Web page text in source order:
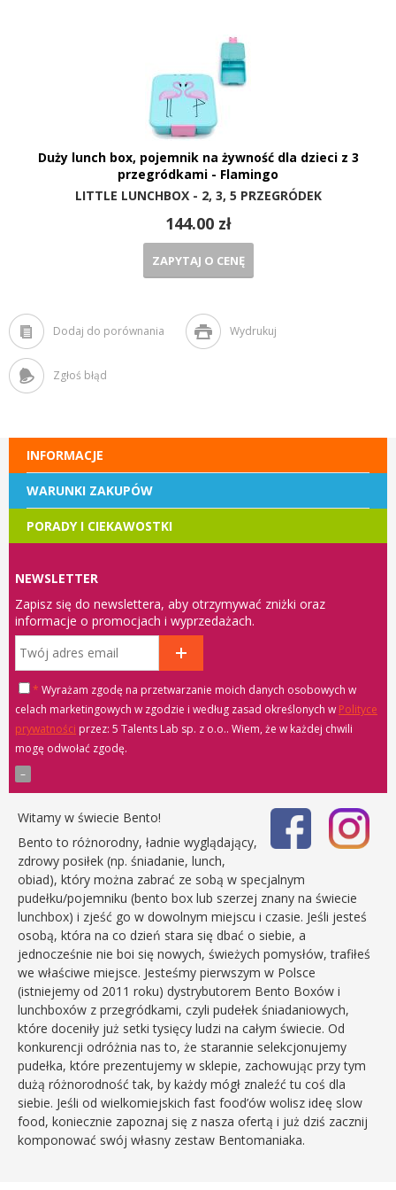
Duży lunch box, pojemnik na żywność dla dzieci z 3
przegródkami - Flamingo
LITTLE LUNCHBOX - 2, 3, 5 PRZEGRÓDEK
144.00 zł
ZAPYTAJ O CENĘ
Dodaj do porównania Wydrukuj
Zgłoś błąd
INFORMACJE
WARUNKI ZAKUPÓW
PORADY I CIEKAWOSTKI
NEWSLETTER
Zapisz się do newslettera, aby otrzymywać zniżki oraz
informacje o promocjach i wyprzedażach.
* Wyrażam zgodę na przetwarzanie moich danych osobowych w
celach marketingowych w zgodzie i według zasad określonych w Polityce
prywatności
przez: 5 Talents Lab sp. z o.o.. Wiem, że w każdej chwili
mogę odwołać zgodę.
Witamy w świecie Bento!
Bento to różnorodny, ładnie wyglądający,
zdrowy posiłek (np. śniadanie, lunch,
obiad), który można zabrać ze sobą w specjalnym
pudełku/pojemniku (bento box lub szerzej znany na świecie
lunchbox) i zjeść go w dowolnym miejscu i czasie. Jeśli jesteś
osobą, która na co dzień stara się dbać o siebie, a
jednocześnie nie boi się nowych, świeżych pomysłów, trafiłeś
we właściwe miejsce. Jesteśmy pierwszym w Polsce
(istniejemy od 2011 roku) dystrybutorem Bento Boxów i
lunchboxów z przegródkami, czyli pudełek śniadaniowych,
które doceniły już setki tysięcy ludzi na całym świecie. Od
konkurencji odróżnia nas to, że starannie selekcjonujemy
pudełka, które prezentujemy w sklepie, zachowując przy tym
dużą różnorodność tak, by każdy mógł znaleźć tu coś dla
siebie. Jeśli od wielkomiejskich fast food’ów wolisz ideę slow
food, koniecznie zapoznaj się z nasza ofertą i już dziś zacznij
komponować swój własny zestaw Bentomaniaka.